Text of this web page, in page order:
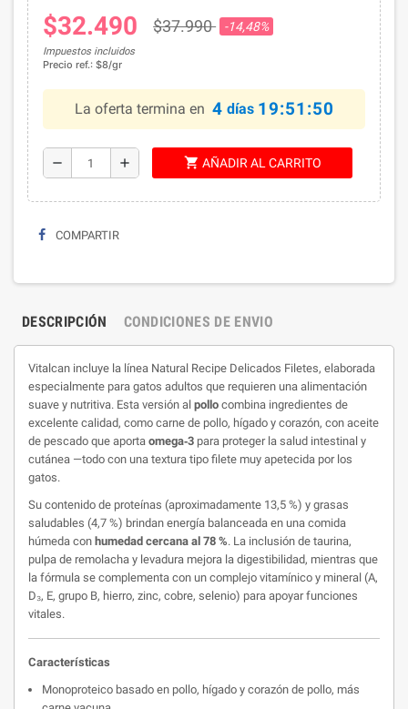
$32.490 $37.990 -14,48%
Impuestos incluidos
Precio ref.: $8/gr
La oferta termina en 4 días 19:51:50
remove add shopping_cart AÑADIR AL CARRITO
COMPARTIR
DESCRIPCIÓN CONDICIONES DE ENVIO
Vitalcan incluye la línea Natural Recipe Delicados Filetes, elaborada
especialmente para gatos adultos que requieren una alimentación
suave y nutritiva. Esta versión al pollo combina ingredientes de
excelente calidad, como carne de pollo, hígado y corazón, con aceite
de pescado que aporta omega‑3 para proteger la salud intestinal y
cutánea —todo con una textura tipo filete muy apetecida por los
gatos.
Su contenido de proteínas (aproximadamente 13,5 %) y grasas
saludables (4,7 %) brindan energía balanceada en una comida
húmeda con humedad cercana al 78 %. La inclusión de taurina,
pulpa de remolacha y levadura mejora la digestibilidad, mientras que
la fórmula se complementa con un complejo vitamínico y mineral (A,
D₃, E, grupo B, hierro, zinc, cobre, selenio) para apoyar funciones
vitales.
Características
Monoproteico basado en pollo, hígado y corazón de pollo, más